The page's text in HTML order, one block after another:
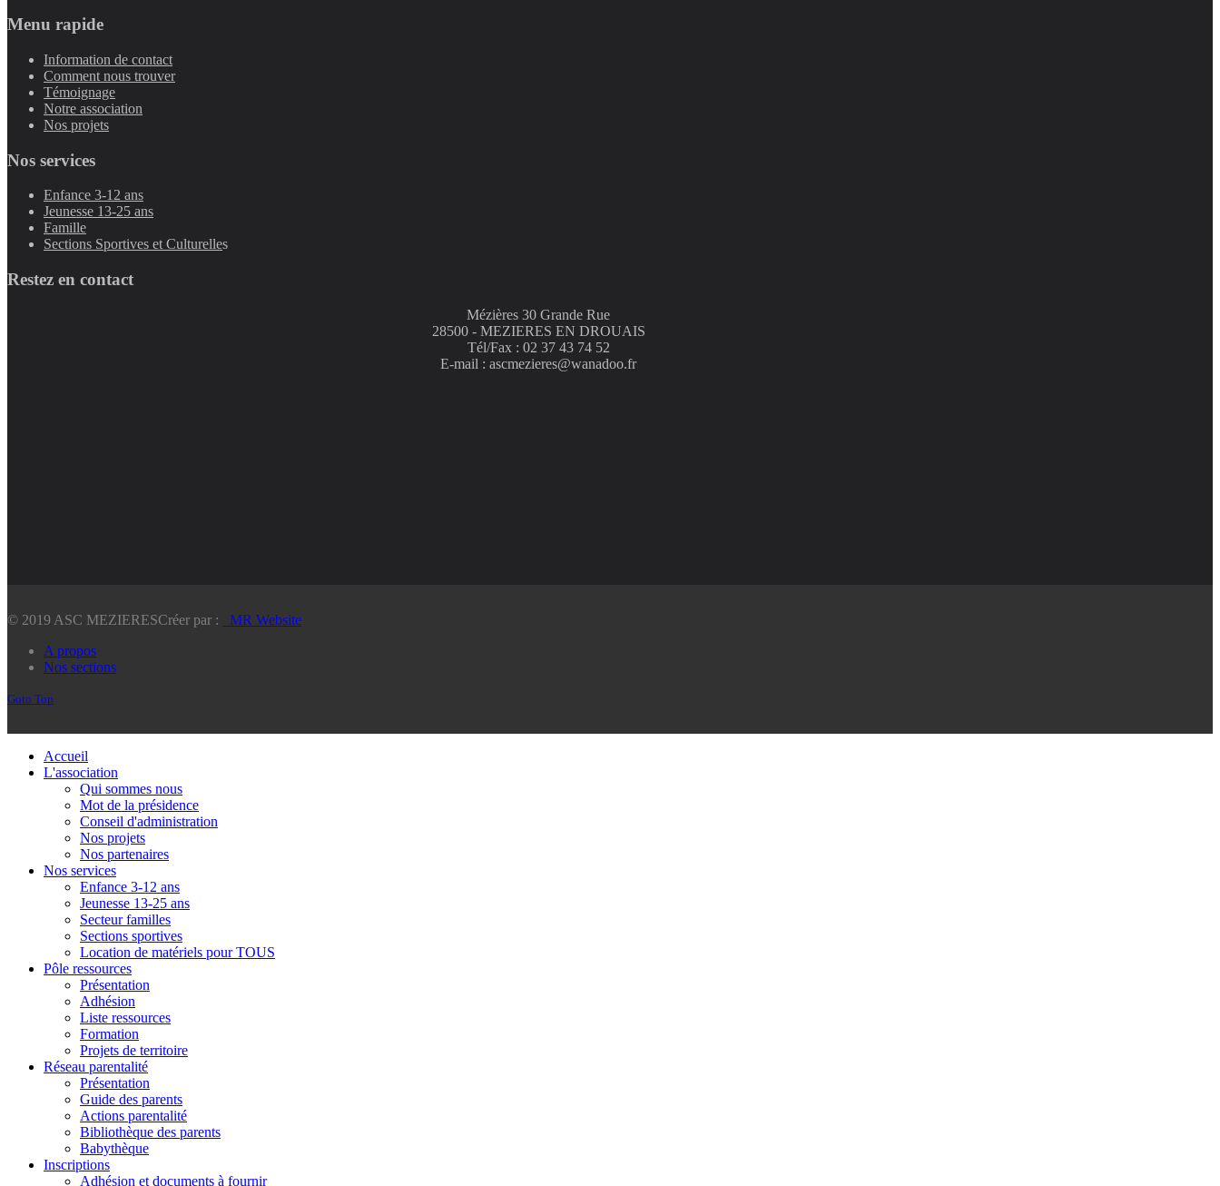
Menu rapide
Information de contact
Comment nous trouver
Témoignage
Notre association
Nos projets
Nos services
Enfance 3-12 ans
Jeunesse 13-25 ans
Famille
Sections Sportives et Culturelles
Restez en contact
Mézières 30 Grande Rue
28500 - MEZIERES EN DROUAIS
Tél/Fax : 02 37 43 74 52
E-mail : ascmezieres@wanadoo.fr
© 2019 ASC MEZIERESCréer par :
_MR Website
A propos
Nos sections
Goto Top
Accueil
L'association
Qui sommes nous
Mot de la présidence
Conseil d'administration
Nos projets
Nos partenaires
Nos services
Enfance 3-12 ans
Jeunesse 13-25 ans
Secteur familles
Sections sportives
Location de matériels pour TOUS
Pôle ressources
Présentation
Adhésion
Liste ressources
Formation
Projets de territoire
Réseau parentalité
Présentation
Guide des parents
Actions parentalité
Bibliothèque des parents
Babythèque
Inscriptions
Adhésion et documents à fournir